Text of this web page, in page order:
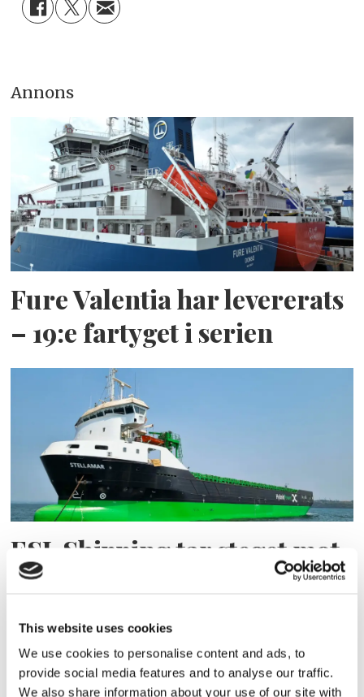
This website uses cookies
We use cookies to personalise content and ads, to
provide social media features and to analyse our traffic.
We also share information about your use of our site with
Annons
Fure Valentia har levererats
– 19:e fartyget i serien
ESL Shipping tar steget mot
egen börsnotering